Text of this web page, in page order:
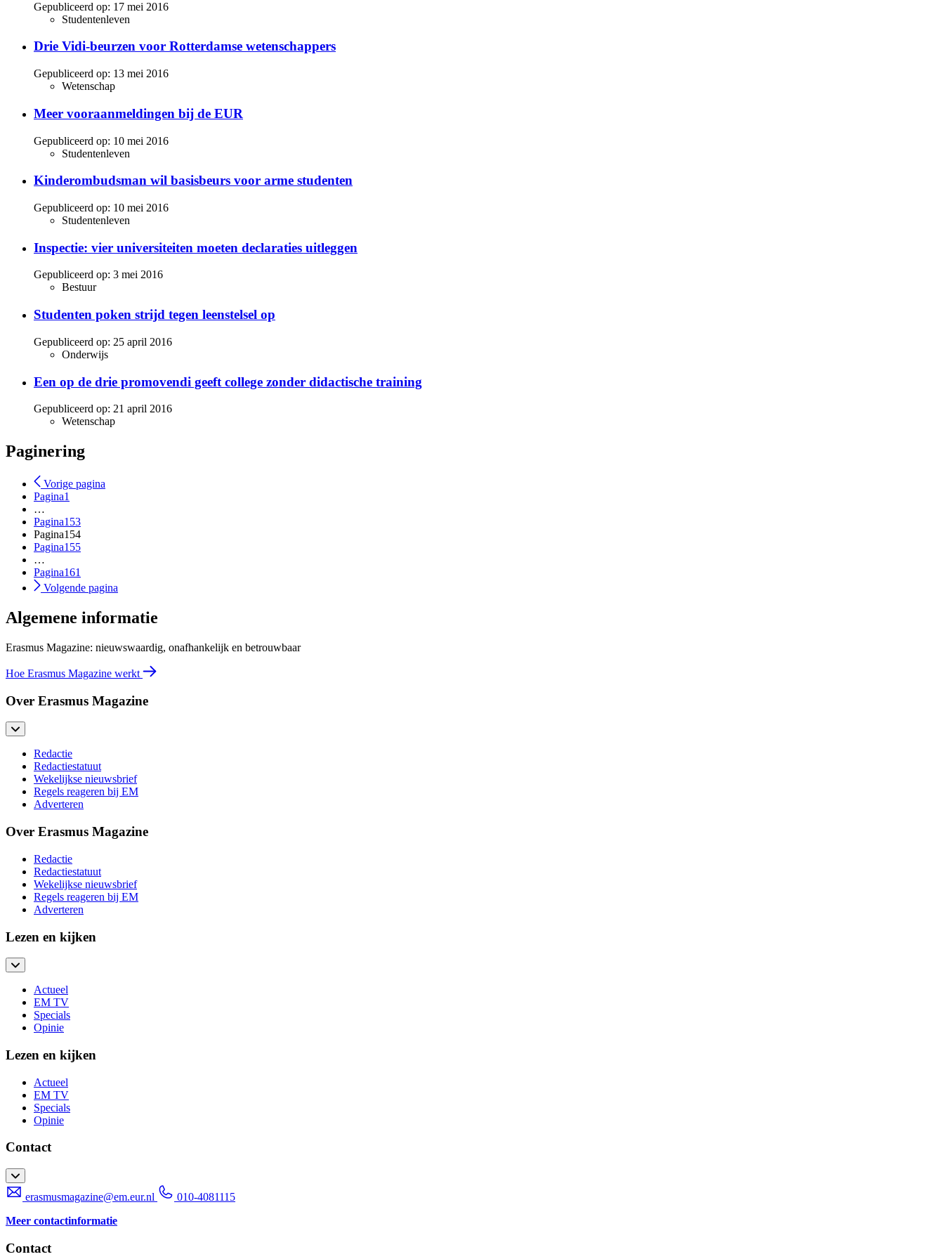
Gepubliceerd op: 17 mei 2016
Studentenleven
Drie Vidi-beurzen voor Rotterdamse wetenschappers
Gepubliceerd op: 13 mei 2016
Wetenschap
Meer vooraanmeldingen bij de EUR
Gepubliceerd op: 10 mei 2016
Studentenleven
Kinderombudsman wil basisbeurs voor arme studenten
Gepubliceerd op: 10 mei 2016
Studentenleven
Inspectie: vier universiteiten moeten declaraties uitleggen
Gepubliceerd op: 3 mei 2016
Bestuur
Studenten poken strijd tegen leenstelsel op
Gepubliceerd op: 25 april 2016
Onderwijs
Een op de drie promovendi geeft college zonder didactische training
Gepubliceerd op: 21 april 2016
Wetenschap
Paginering
Vorige pagina
Pagina1
…
Pagina153
Pagina154
Pagina155
…
Pagina161
Volgende pagina
Algemene informatie
Erasmus Magazine: nieuwswaardig, onafhankelijk en betrouwbaar
Hoe Erasmus Magazine werkt
Over Erasmus Magazine
Redactie
Redactiestatuut
Wekelijkse nieuwsbrief
Regels reageren bij EM
Adverteren
Over Erasmus Magazine
Redactie
Redactiestatuut
Wekelijkse nieuwsbrief
Regels reageren bij EM
Adverteren
Lezen en kijken
Actueel
EM TV
Specials
Opinie
Lezen en kijken
Actueel
EM TV
Specials
Opinie
Contact
erasmusmagazine@em.eur.nl
010-4081115
Meer contactinformatie
Contact